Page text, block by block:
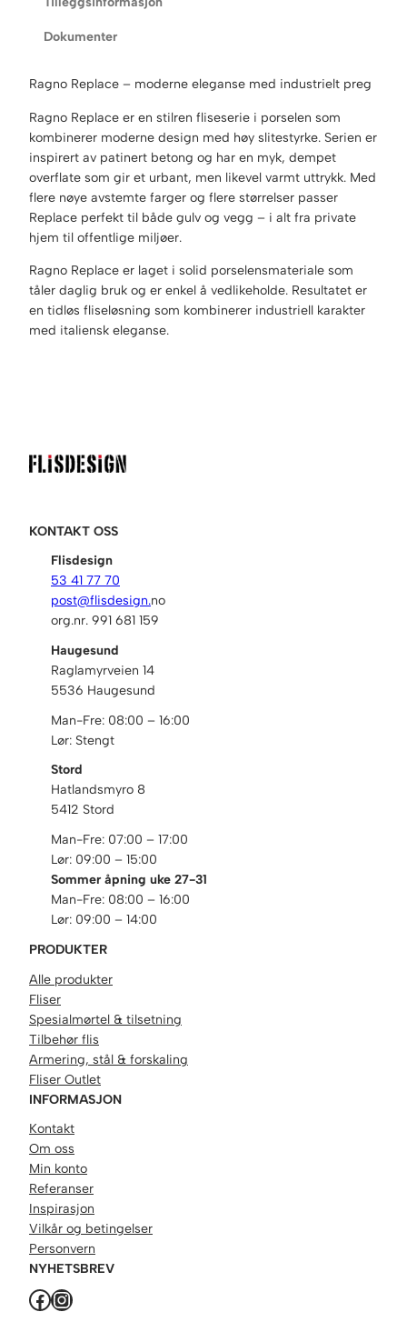
g
s
a
r
:
k
r
8
9
9
.
r
r
k
r
4
5
0
.
Dokumenter
Ragno Replace – moderne eleganse med industrielt preg
Ragno Replace er en stilren fliseserie i porselen som
kombinerer moderne design med høy slitestyrke. Serien er
inspirert av patinert betong og har en myk, dempet
overflate som gir et urbant, men likevel varmt uttrykk. Med
flere nøye avstemte farger og flere størrelser passer
Replace perfekt til både gulv og vegg – i alt fra private
hjem til offentlige miljøer.
Ragno Replace er laget i solid porselensmateriale som
tåler daglig bruk og er enkel å vedlikeholde. Resultatet er
en tidløs fliseløsning som kombinerer industriell karakter
med italiensk eleganse.
KONTAKT OSS
Flisdesign
53 41 77 70
post@flisdesign.no
org.nr. 991 681 159
Haugesund
Raglamyrveien 14
5536 Haugesund
Man-Fre: 08:00 – 16:00
Lør: Stengt
Stord
Hatlandsmyro 8
5412 Stord
Man-Fre: 07:00 – 17:00
Lør: 09:00 – 15:00
Sommer åpning uke 27-31
Man-Fre: 08:00 – 16:00
Lør: 09:00 – 14:00
PRODUKTER
Alle produkter
Fliser
Spesialmørtel & tilsetning
Tilbehør flis
Armering, stål & forskaling
Fliser Outlet
INFORMASJON
Kontakt
Om oss
Min konto
Referanser
Inspirasjon
Vilkår og betingelser
Personvern
NYHETSBREV
Facebook Instagram